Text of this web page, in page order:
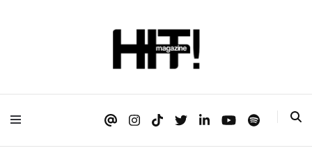
HIT!Magazine